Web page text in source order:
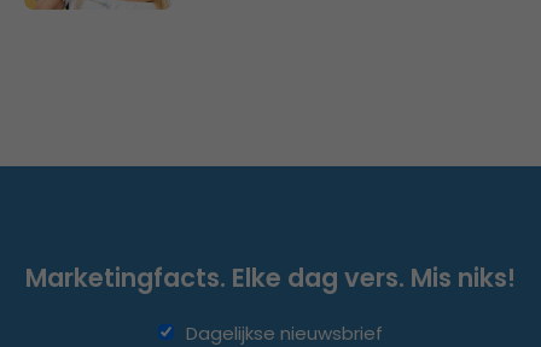
Marketingfacts. Elke dag vers. Mis niks!
Dagelijkse nieuwsbrief